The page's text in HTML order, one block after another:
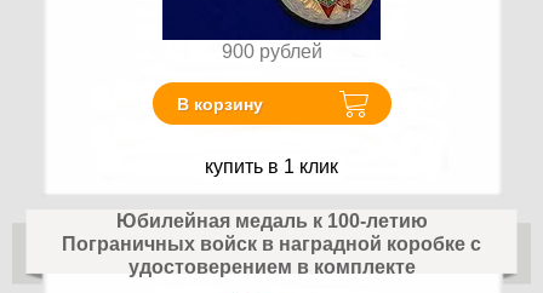
900 рублей
В корзину
купить в 1 клик
Юбилейная медаль к 100-летию
Пограничных войск в наградной коробке с
удостоверением в комплекте